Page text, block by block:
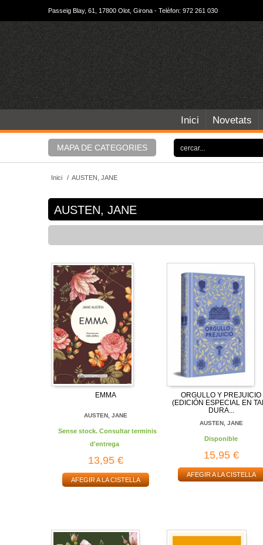
Passeig Blay, 61, 17800 Olot, Girona - Telèfon: 972 261 030
Inici Novetats
MAPA DE CATEGORIES
Inici / AUSTEN, JANE
AUSTEN, JANE
EMMA
AUSTEN, JANE
Sense stock. Consultar terminis
d'entrega
13,95 €
AFEGIR A LA CISTELLA
ORGULLO Y PREJUICIO
(EDICIÓN ESPECIAL EN
DURA...
AUSTEN, JANE
Disponible
15,95 €
AFEGIR A LA CISTELLA